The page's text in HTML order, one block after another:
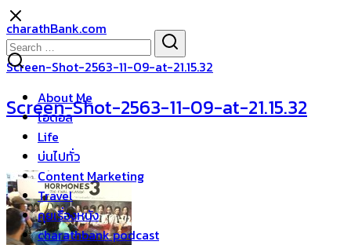
Skip
to
content
charathBank.com
About Me
ไอดอล
Life
บ่นไปทั่ว
Content Marketing
Travel
คุยเรื่องหนัง
charathbank podcast
Search
for:
Screen-Shot-2563-11-09-at-21.15.32
Screen-Shot-2563-11-09-at-21.15.32